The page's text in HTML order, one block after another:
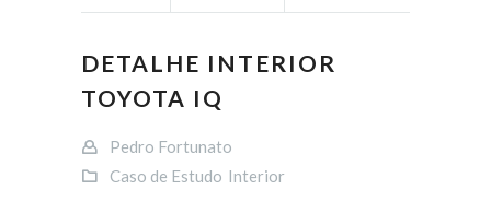
DETALHE INTERIOR
TOYOTA IQ
Pedro Fortunato
Caso de Estudo Interior